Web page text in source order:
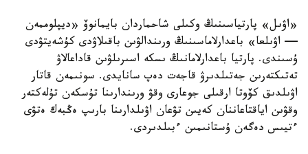
«اۋىل» پارتياسىنىڭ وكىلى شاحماردان بايمانوۆ «ديپلوممەن
— اۋىلعا» باعدارلاماسىنىڭ ورىندالۋىن باقىلاۋدى كۇشەيتۋدى
ۇسىندى. پارتيا باعدارلامانىڭ ىسكە اسىرىلۋىن قاداعالاۋ
تەتىكتەرىن جەتىلدىرۋ قاجەت دەپ سانايدى. سونىمەن قاتار
اۋىلدىق كۆوتا ارقىلى جوعارى وقۋ ورىندارىنا تۇسكەن تۇلەكتەر
وقۋىن اياقتاعاننان كەيىن تۋعان اۋىلدارىنا بارىپ ەڭبەك ەتۋى
ءتيىس دەگەن ۇستانىمىن ءبىلدىردى.